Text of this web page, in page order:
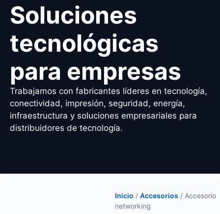
Soluciones
tecnológicas
para empresas
Trabajamos con fabricantes líderes en tecnología,
conectividad, impresión, seguridad, energía,
infraestructura y soluciones empresariales para
distribuidores de tecnología.
Inicio / Accesorios / Accesorio
networking